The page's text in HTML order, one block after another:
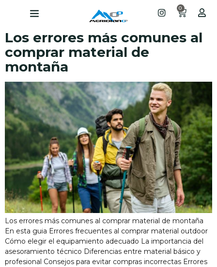
0
Los errores más comunes al
comprar material de
montaña
Los errores más comunes al comprar material de montaña
En esta guia Errores frecuentes al comprar material outdoor
Cómo elegir el equipamiento adecuado La importancia del
asesoramiento técnico Diferencias entre material básico y
profesional Consejos para evitar compras incorrectas Errores